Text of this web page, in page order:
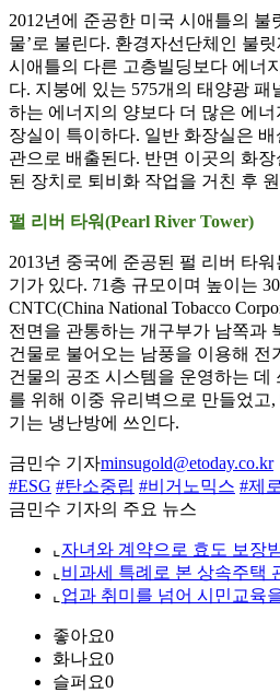
2012년에 준공한 미국 시애틀의 불
물’로 불린다. 환경자선단체인 불
시애틀의 다른 고층빌딩보다 에너
다. 지붕에 있는 575개의 태양광 패
하는 에너지의 양보다 더 많은 에
장실이 특이하다. 일반 화장실은
관으로 배출된다. 반면 이곳의 화장
된 장치로 퇴비화 작업을 거친 후
펄 리버 타워(Pearl River Tower)
2013년 중국에 준공된 펄 리버 타
기가 있다. 71층 규모이며 높이는
CNTC(China National Tobacco
전면을 관통하는 개구부가 남쪽과
건물로 불어오는 남풍을 이용해 전
건물의 공조 시스템을 운영하는 데
를 위해 이중 유리벽으로 만들었고
기는 냉난방에 쓰인다.
금민수 기자minsugold@etoday.co.kr
#ESG #탄소중립 #비거노믹스 #제
금민수 기자의 주요 뉴스
⌞ 자녀와 계약으로 효도 보장
⌞ 비과세 특례로 본 상속주택
⌞ 업과 취미를 넘어 시민교육
좋아요0
화나요0
슬퍼요0